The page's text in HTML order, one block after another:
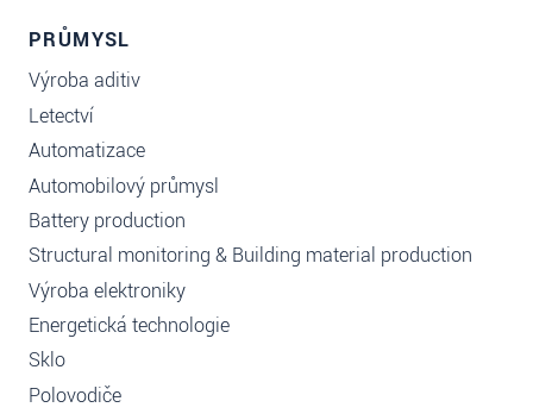
PRŮMYSL
Výroba aditiv
Letectví
Automatizace
Automobilový průmysl
Battery production
Structural monitoring & Building material production
Výroba elektroniky
Energetická technologie
Sklo
Polovodiče